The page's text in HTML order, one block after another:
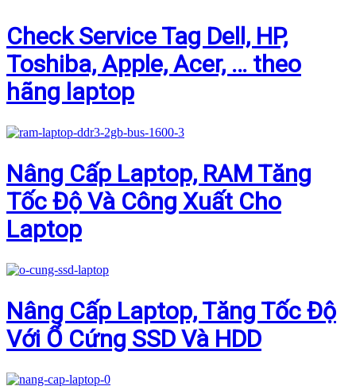
Check Service Tag Dell, HP,
Toshiba, Apple, Acer, … theo
hãng laptop
Nâng Cấp Laptop, RAM Tăng
Tốc Độ Và Công Xuất Cho
Laptop
Nâng Cấp Laptop, Tăng Tốc Độ
Với Ổ Cứng SSD Và HDD